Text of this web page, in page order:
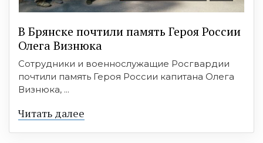
В Брянске почтили память Героя России
Олега Визнюка
Сотрудники и военнослужащие Росгвардии
почтили память Героя России капитана Олега
Визнюка, ...
Читать далее